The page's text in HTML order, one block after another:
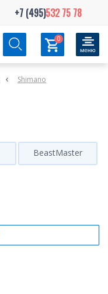
+7 (495)532 75 78
0
Shimano
BeastMaster